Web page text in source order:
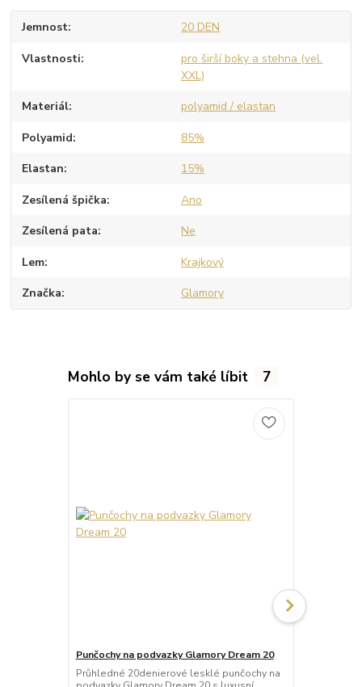
Jemnost 20 DEN
Vlastnosti
pro širší boky a stehna (vel.
XXL)
Materiál polyamid / elastan
Polyamid 85%
Elastan 15%
Zesílená špička Ano
Zesílená pata Ne
Lem Krajkový
Značka Glamory
Mohlo by se vám také líbit 7
Punčochy na podvazky Glamory Dream 20
Průhledné 20denierové lesklé punčochy na